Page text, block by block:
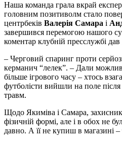
Наша команда грала вкрай
головним позитиволм стало
центрбеків Валерія Самара і
завершився перемогою нашого
коментар клубній пресслужбі дав
– Черговий спаринг проти
керманич “лелек”. – Дали
більше ігрового часу – хтось
футболісти вийшли на поле
травм.
Щодо Якиміва і Самара,
фізичній формі, але і в обох не
давно. А її не купиш в магазині –